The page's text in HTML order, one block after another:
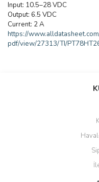
Input: 10.5–28 VDC
Output: 6.5 VDC
Current: 2 A
https://
pdf/view/27313/TI/
Bu
Ürün resmi kalitesiz,
Ürün açıklamasında
Ürün bilgilerinde
Ürün fiyatı diğer